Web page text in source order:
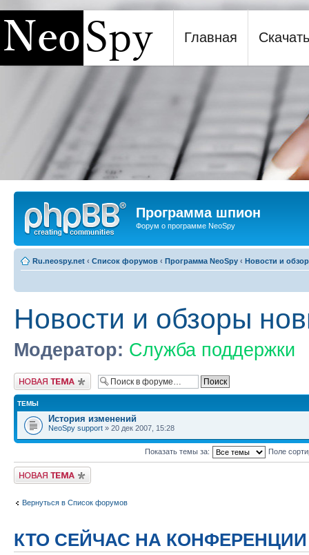
Программа шпион NeoSpy
Главная Скачать
Программа шпион
Форум о программе NeoSpy
Ru.neospy.net ‹ Список форумов ‹ Программа NeoSpy ‹ Новости и
Новости и обзоры
Модератор: Служба поддержки
Новая тема
ТЕМЫ
История изменений
NeoSpy support » 20 дек 2007, 15:28
Показать темы за: Поле
Новая тема
Вернуться в Список форумов
КТО СЕЙЧАС НА КОНФЕРЕНЦИИ